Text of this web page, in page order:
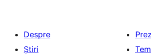
Despre
Știri